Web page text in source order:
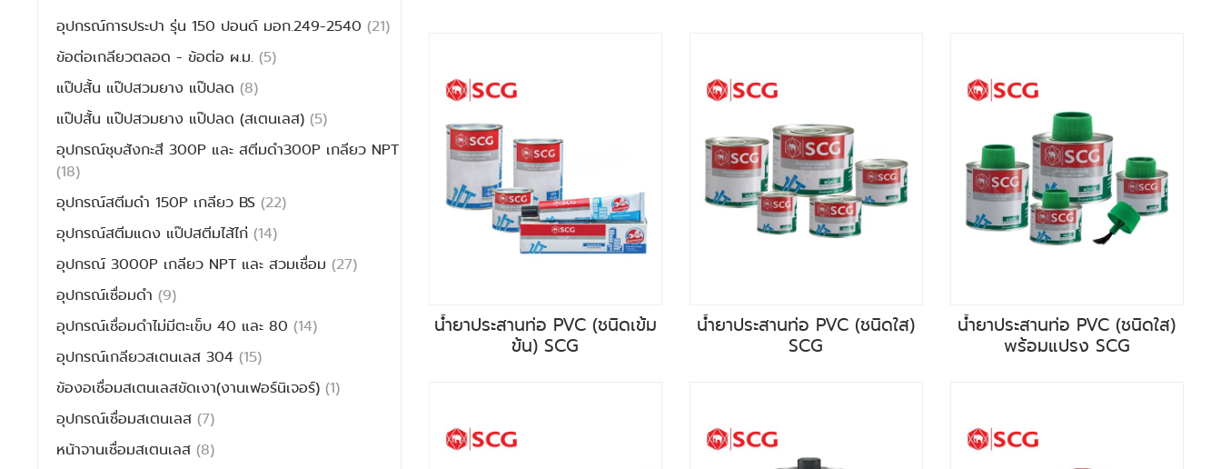
อุปกรณ์การประปา รุ่น 150 ปอนด์ มอก.249-2540(21)
ข้อต่อเกลียวตลอด - ข้อต่อ ผ.ม.(5)
แป๊ปสั้น แป๊ปสวมยาง แป๊ปลด(8)
แป๊ปสั้น แป๊ปสวมยาง แป๊ปลด (สเตนเลส)(5)
อุปกรณ์ชุบสังกะสี 300P และ สตีมดำ300P เกลียว NPT
(18)
อุปกรณ์สตีมดำ 150P เกลียว BS(22)
อุปกรณ์สตีมแดง แป๊ปสตีมไส้ไก่(14)
อุปกรณ์ 3000P เกลียว NPT และ สวมเชื่อม(27)
อุปกรณ์เชื่อมดำ(9)
อุปกรณ์เชื่อมดำไม่มีตะเข็บ 40 และ 80(14)
อุปกรณ์เกลียวสเตนเลส 304(15)
ข้องอเชื่อมสเตนเลสขัดเงา(งานเฟอร์นิเจอร์)(1)
อุปกรณ์เชื่อมสเตนเลส(7)
หน้าจานเชื่อมสเตนเลส(8)
น้ำยาประสานท่อ PVC (ชนิดเข้ม
ข้น) SCG
น้ำยาประสานท่อ PVC (ชนิดใส)
SCG
น้ำยาประสานท่อ PVC (ชนิดใส)
พร้อมแปรง SCG